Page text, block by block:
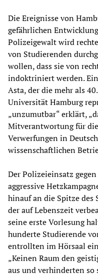
Die Ereignisse von
gefährlichen
Polizeigewalt wird
von Studierenden
wollen, dass sie von
indoktriniert werden.
Asta, der die mehr als
Universität Hamburg
„unzumutbar“ erklärt,
Mitverantwortung für
Verwerfungen in
wissenschaftlichen
Der Polizeieinsatz
aggressive
hinauf an die Spitze des
der auf Lebenszeit
seine erste Vorlesung
hunderte Studierende
entrollten im Hörsaal
„Keinen Raum den
aus und verhinderten so